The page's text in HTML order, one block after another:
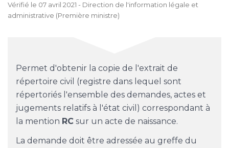
Vérifié le 07 avril 2021 - Direction de l'information légale et
administrative (Première ministre)
Permet d'obtenir la copie de l'extrait de
répertoire civil (registre dans lequel sont
répertoriés l'ensemble des demandes, actes et
jugements relatifs à l'état civil) correspondant à
la mention RC sur un acte de naissance.
La demande doit être adressée au greffe du